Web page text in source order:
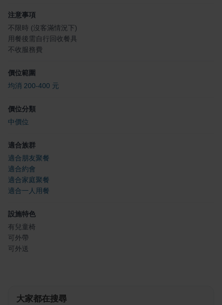
注意事項
不限時 (沒客滿情況下)
用餐後需自行回收餐具
不收服務費
價位範圍
均消 200-400 元
價位分類
中價位
適合族群
適合朋友聚餐
適合約會
適合家庭聚餐
適合一人用餐
設施特色
有兒童椅
可外帶
可外送
大家都在搜尋